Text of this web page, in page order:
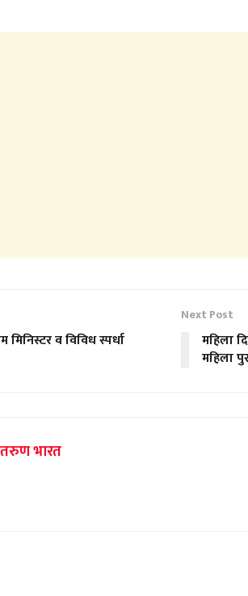
मिनिस्टर व विविध स्पर्धा
Next Post
महिला
महिला
तरुण भारत